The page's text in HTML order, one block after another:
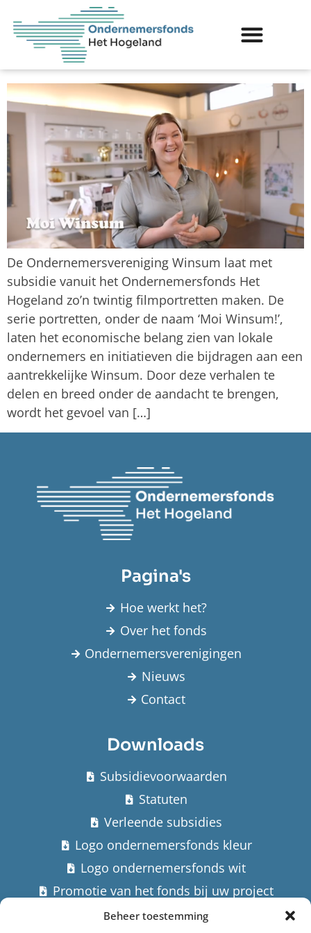
Beheer toestemming
Ondernemersvereniging
Winsum
De Ondernemersvereniging Winsum laat met
subsidie vanuit het Ondernemersfonds Het
Hogeland zo’n twintig filmportretten maken. De
serie portretten, onder de naam ‘Moi Winsum!’,
laten het economische belang zien van lokale
ondernemers en initiatieven die bijdragen aan een
aantrekkelijke Winsum. Door deze verhalen te
delen en breed onder de aandacht te brengen,
wordt het gevoel van […]
Pagina's
Hoe werkt het?
Over het fonds
Ondernemersverenigingen
Nieuws
Contact
Downloads
Subsidievoorwaarden
Statuten
Verleende subsidies
Logo ondernemersfonds kleur
Logo ondernemersfonds wit
Promotie van het fonds bij uw project